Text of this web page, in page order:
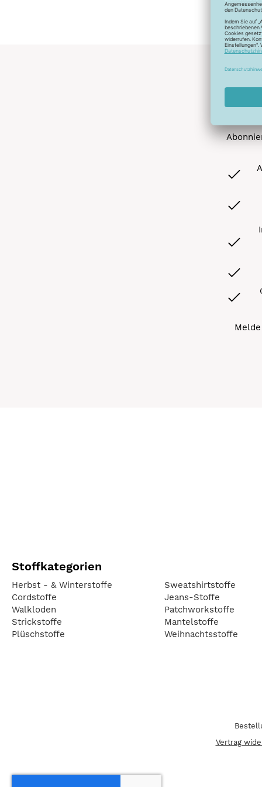
Stoffkategorien
Herbst - & Winterstoffe
Cordstoffe
Walkloden
Strickstoffe
Plüschstoffe
Sweatshirtstoffe
Jeans-Stoffe
Patchworkstoffe
Mantelstoffe
Weihnachtsstoffe
Vertrag